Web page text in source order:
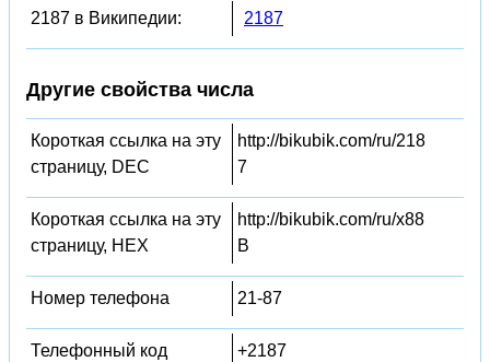
2187 в Википедии: 2187
Другие свойства числа
Короткая ссылка на эту
страницу, DEC
http://bikubik.com/ru/218
7
Короткая ссылка на эту
страницу, HEX
http://bikubik.com/ru/x88
B
Номер телефона 21-87
Телефонный код
+2187